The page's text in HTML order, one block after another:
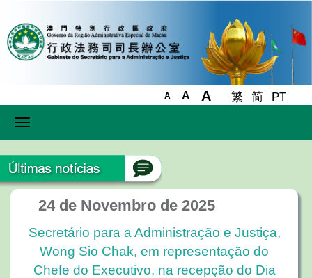
A A A 繁 简 PT
Toggle
navigation
24 de Novembro de 2025
Secretário para a Administração e Justiça,
Wong Sio Chak, em representação do
Chefe do Executivo, na recepção do Dia